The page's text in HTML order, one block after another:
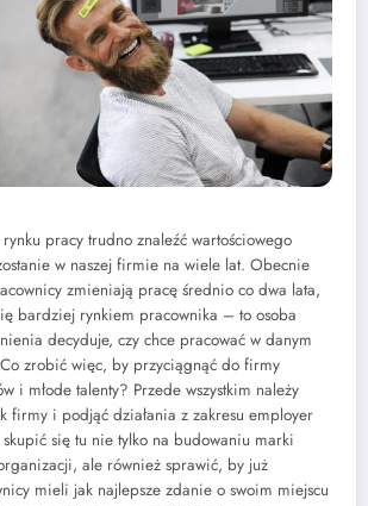
pracy trudno znaleźć wartościowego
w naszej firmie na wiele lat. Obecnie
zmieniają pracę średnio co dwa lata,
bardziej rynkiem pracownika – to osoba
decyduje, czy chce pracować w danym
zrobić więc, by przyciągnąć do firmy
i młode talenty? Przede wszystkim należy
firmy i podjąć działania z zakresu employer
się tu nie tylko na budowaniu marki
ale również sprawić, by już
mieli jak najlepsze zdanie o swoim miejscu